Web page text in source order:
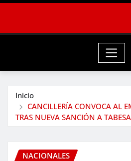
Inicio
CANCILLERÍA CONVOCA AL
TRAS NUEVA SANCIÓN A TABESA
NACIONALES